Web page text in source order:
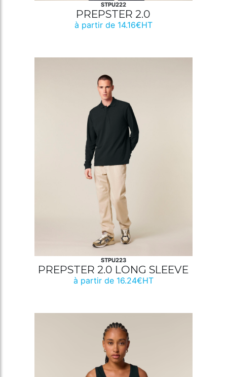
STPU222
PREPSTER 2.0
à partir de 14.16€HT
STPU223
PREPSTER 2.0 LONG SLEEVE
à partir de 16.24€HT